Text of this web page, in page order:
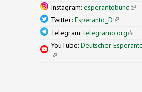
Instagram: esperantobund
Twitter: Esperanto_D(link is
Telegram:telegramo.org(link
YouTube: Deutscher
(link is external)